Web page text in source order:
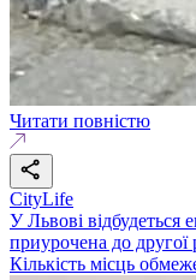
Читати повністю
CityLife
У Львові відбудеться
приурочена до другої
Кількість місць